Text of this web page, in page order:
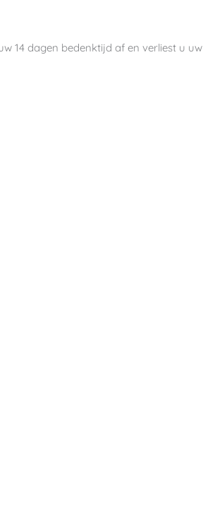
14 dagen bedenktijd af en verliest u uw